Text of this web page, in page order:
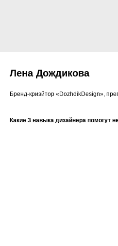
Лена Дождикова
Бренд-криэйтор «DozhdikDesign»,
Какие 3 навыка дизайнера помогут